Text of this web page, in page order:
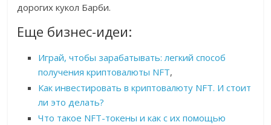
дорогих кукол Барби.
Еще бизнес-идеи:
Играй, чтобы зарабатывать: легкий способ
получения криптовалюты NFT,
Как инвестировать в криптовалюту NFT. И стоит
ли это делать?
Что такое NFT-токены и как с их помощью